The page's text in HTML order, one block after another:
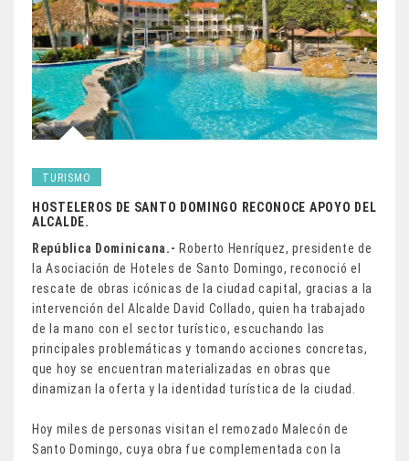
TURISMO
HOSTELEROS DE SANTO DOMINGO RECONOCE APOYO DEL
ALCALDE.
República Dominicana.- Roberto Henríquez, presidente de
la Asociación de Hoteles de Santo Domingo, reconoció el
rescate de obras icónicas de la ciudad capital, gracias a la
intervención del Alcalde David Collado, quien ha trabajado
de la mano con el sector turístico, escuchando las
principales problemáticas y tomando acciones concretas,
que hoy se encuentran materializadas en obras que
dinamizan la oferta y la identidad turística de la ciudad.
Hoy miles de personas visitan el remozado Malecón de
Santo Domingo, cuya obra fue complementada con la